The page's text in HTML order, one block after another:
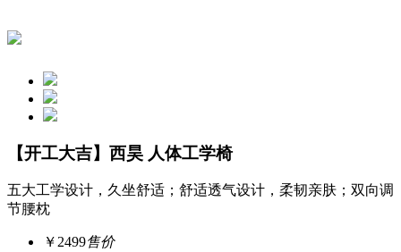
【开工大吉】西昊 人体工学椅
五大工学设计，久坐舒适；舒适透气设计，柔韧亲肤；双向调
节腰枕
￥2499售价